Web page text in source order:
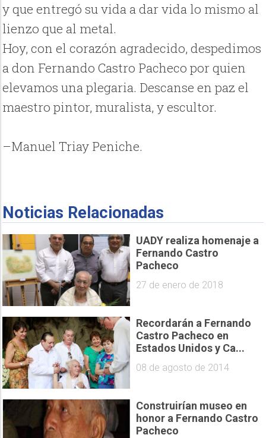
y que entregó su vida a dar vida lo mismo al
lienzo que al metal.
Hoy, con el corazón agradecido, despedimos
a don Fernando Castro Pacheco por quien
elevamos una plegaria. Descanse en paz el
maestro pintor, muralista, y escultor.
–Manuel Triay Peniche.
Noticias Relacionadas
UADY realiza homenaje a
Fernando Castro
Pacheco
27 de enero de 2018
Recordarán a Fernando
Castro Pacheco en
Estados Unidos y Ca...
08 de agosto de 2014
Construirían museo en
honor a Fernando Castro
Pacheco